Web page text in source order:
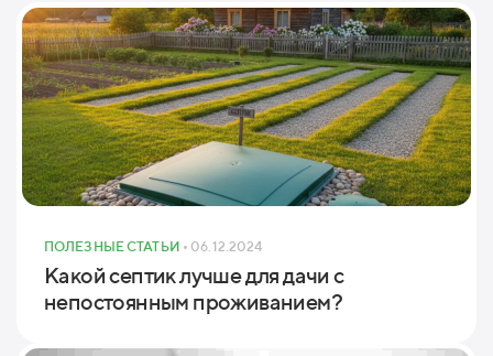
ПОЛЕЗНЫЕ СТАТЬИ • 06.12.2024
Какой септик лучше для дачи с
непостоянным проживанием?